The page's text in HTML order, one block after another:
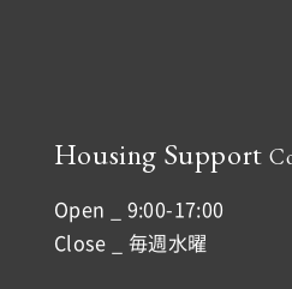
Housing Support
Open _ 9:00-17:00
Close _ 毎週水曜